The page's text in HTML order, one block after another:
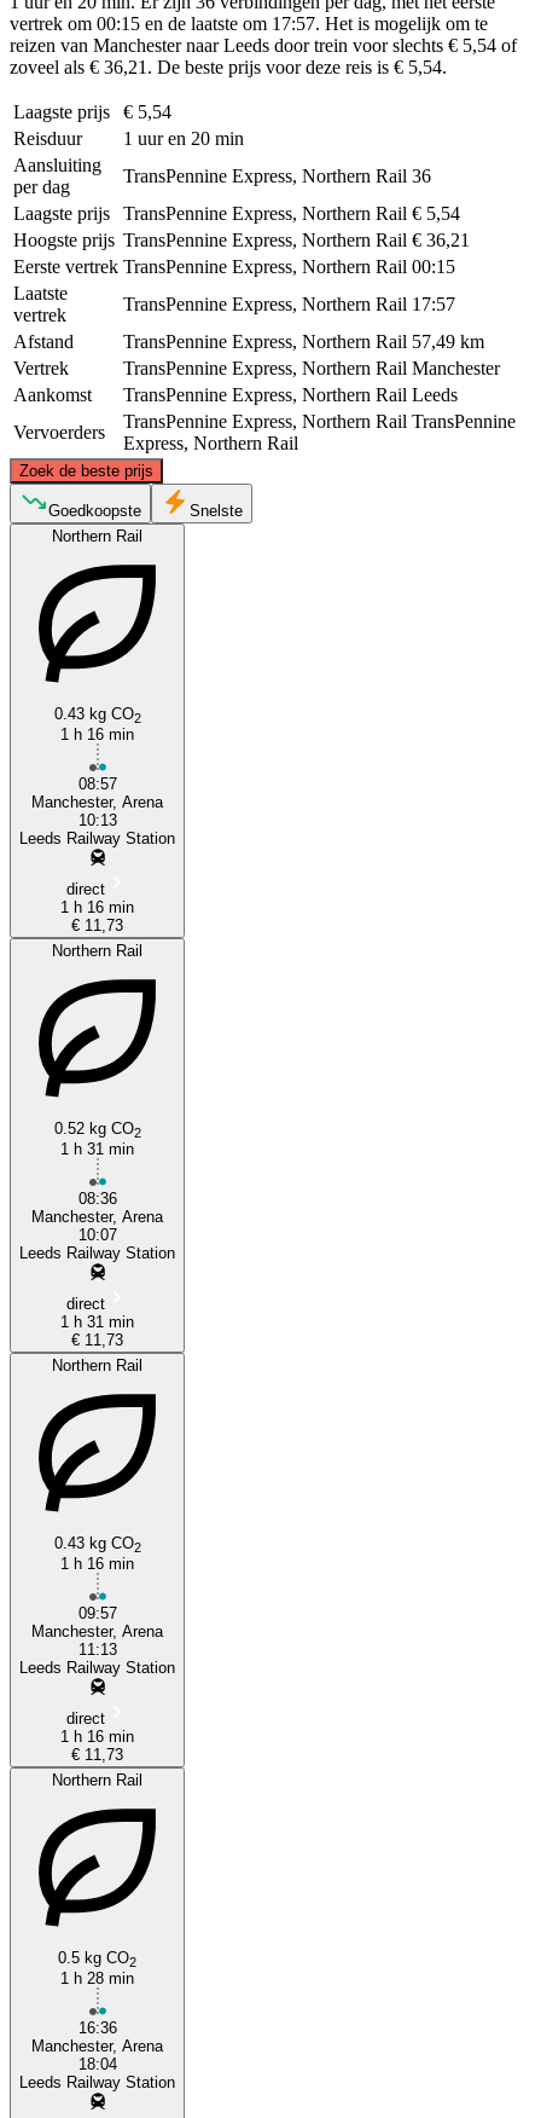
vertrek om 00:15 en de laatste om 17:57. Het is mogelijk om te
reizen van Manchester naar Leeds door trein voor slechts € 5,54 of
zoveel als € 36,21. De beste prijs voor deze reis is € 5,54.
Laagste prijs
€ 5,54
Reisduur
1 uur en 20 min
Aansluiting
per dag
TransPennine Express, Northern Rail 36
Laagste prijs
TransPennine Express, Northern Rail € 5,54
Hoogste prijs TransPennine Express, Northern Rail € 36,21
Eerste vertrek TransPennine Express, Northern Rail 00:15
Laatste
vertrek
TransPennine Express, Northern Rail 17:57
Afstand
TransPennine Express, Northern Rail 57,49 km
Vertrek
TransPennine Express, Northern Rail Manchester
Aankomst
TransPennine Express, Northern Rail Leeds
Vervoerders
TransPennine Express, Northern Rail TransPennine
Express, Northern Rail
Zoek de beste prijs
Manchester
©CARTO
Goedkoopste
Snelste
Northern Rail
0.43 kg CO2
1 h 16 min
08:57
Manchester, Arena
10:13
Leeds Railway Station
direct
1 h 16 min
€ 11,73
Northern Rail
0.52 kg CO2
1 h 31 min
08:36
Manchester, Arena
10:07
Leeds Railway Station
direct
1 h 31 min
€ 11,73
Northern Rail
0.43 kg CO2
1 h 16 min
09:57
Manchester, Arena
11:13
Leeds Railway Station
direct
1 h 16 min
€ 11,73
Northern Rail
0.5 kg CO2
1 h 28 min
16:36
Manchester, Arena
18:04
Leeds Railway Station